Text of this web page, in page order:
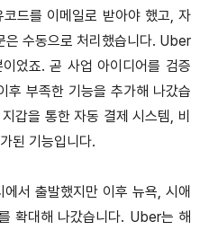
드를 이메일로 받아야 했고, 자
은 수동으로 처리했습니다. Uber
었죠. 곧 사업 아이디어를 검증
후 부족한 기능을 추가해 나갔습
갑을 통한 자동 결제 시스템, 비
된 기능입니다.
서 출발했지만 이후 뉴욕, 시애
확대해 나갔습니다. Uber는 해